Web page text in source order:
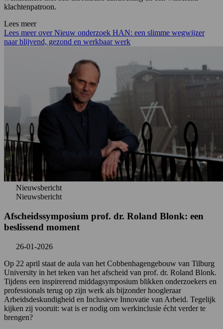
klachtenpatroon.
Lees meer
Lees meer over Nieuw onderzoek HAN: een slimme wegwijzer
naar blijvend, gezond en werkbaar werk
Nieuwsbericht
Nieuwsbericht
Afscheidssymposium prof. dr. Roland Blonk: een
beslissend moment
26-01-2026
Op 22 april staat de aula van het Cobbenhagengebouw van Tilburg
University in het teken van het afscheid van prof. dr. Roland Blonk.
Tijdens een inspirerend middagsymposium blikken onderzoekers en
professionals terug op zijn werk als bijzonder hoogleraar
Arbeidsdeskundigheid en Inclusieve Innovatie van Arbeid. Tegelijk
kijken zij vooruit: wat is er nodig om werkinclusie écht verder te
brengen?